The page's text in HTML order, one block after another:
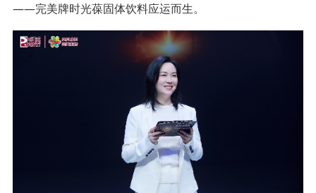
——完美牌时光葆固体饮料应运而生。